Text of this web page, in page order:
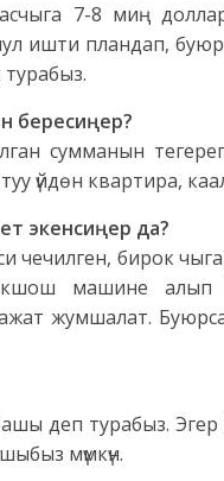
7-8 миң
ишти пландап,
бересиңер?
сумманын
үйдөн квартира,
экенсиңер да?
чечилген, бирок
машине алып
жумшалат.
деп турабыз. Эгер
мүмкүн.